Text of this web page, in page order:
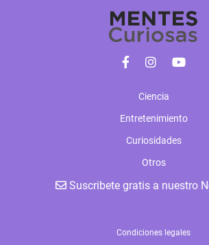
Ciencia
Entretenimiento
Curiosidades
Otros
Suscribete gratis a nuestro
Condiciones legales